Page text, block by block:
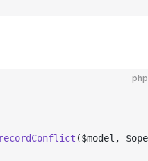
php
($model,